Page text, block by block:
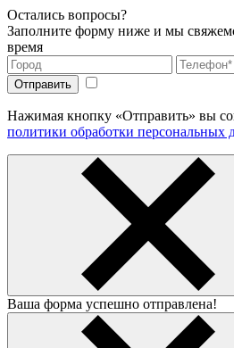
Остались вопросы?
Заполните форму ниже и мы
время
Нажимая кнопку «Отправить» вы
политики обработки персональных
Ваша форма успешно отправлена!